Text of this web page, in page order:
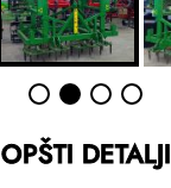
OPŠTI DETALJI